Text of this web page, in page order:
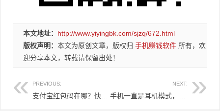
本文地址： http://www.yiyingbk.com/sjzq/672.html
版权声明： 本文为原创文章，版权归 手机赚钱软件 所有，欢
迎分享本文，转载请保留出处！
PREVIOUS: NEXT: